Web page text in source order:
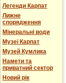
Легенди Карпат
Лижне
спорядження
Мінеральні води
Музеї Карпат
Музей Кумлика
Намети та
приватний сектор
Новий рік